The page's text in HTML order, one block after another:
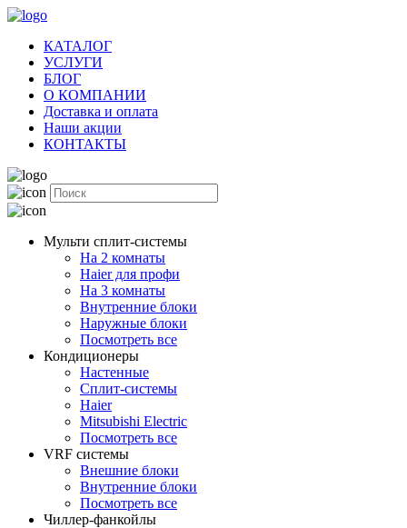
КАТАЛОГ
УСЛУГИ
БЛОГ
О КОМПАНИИ
Доставка и оплата
Наши акции
КОНТАКТЫ
Мульти сплит-системы
На 2 комнаты
Haier для профи
На 3 комнаты
Внутренние блоки
Наружные блоки
Посмотреть все
Кондиционеры
Настенные
Сплит-системы
Haier
Mitsubishi Electric
Посмотреть все
VRF системы
Внешние блоки
Внутренние блоки
Посмотреть все
Чиллер-фанкойлы